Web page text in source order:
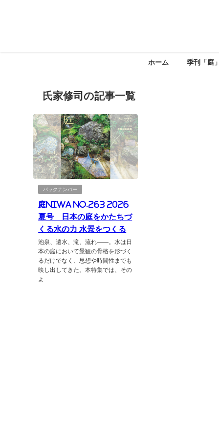
ホーム 季刊「庭
氏家修司の記事一覧
バックナンバー
庭NIWA No.263 2026
夏号 日本の庭をかたちづ
くる水の力 水景をつくる
池泉、遣水、滝、流れ――。水は日
本の庭において景観の骨格を形づく
るだけでなく、思想や時間性までも
映し出してきた。本特集では、その
よ...